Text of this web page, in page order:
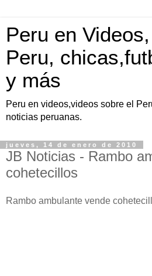
Peru en
Peru,
y más
Peru en videos,videos sobre el
noticias peruanas.
jueves, 14 de enero de 2010
JB Noticias - Rambo
cohetecillos
Rambo ambulante vende